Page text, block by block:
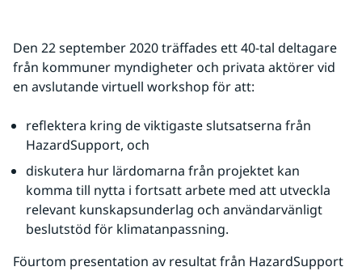
Den 22 september 2020 träffades ett 40-tal deltagare
från kommuner myndigheter och privata aktörer vid
en avslutande virtuell workshop för att:
reflektera kring de viktigaste slutsatserna från
HazardSupport, och
diskutera hur lärdomarna från projektet kan
komma till nytta i fortsatt arbete med att utveckla
relevant kunskapsunderlag och användarvänligt
beslutstöd för klimatanpassning.
Föurtom presentation av resultat från HazardSupport